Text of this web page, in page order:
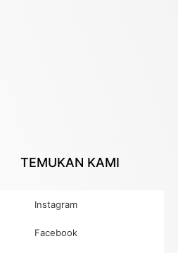
TEMUKAN KAMI
Instagram
Facebook